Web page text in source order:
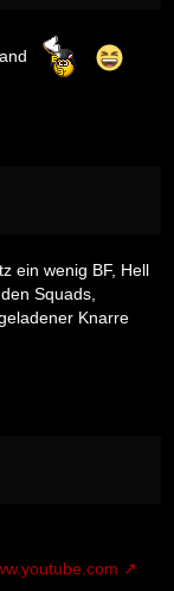
ein wenig BF, Hell
Squads,
Knarre